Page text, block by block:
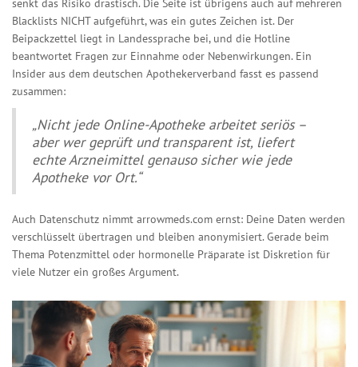
senkt das Risiko drastisch. Die Seite ist übrigens auch auf mehreren
Blacklists NICHT aufgeführt, was ein gutes Zeichen ist. Der
Beipackzettel liegt in Landessprache bei, und die Hotline
beantwortet Fragen zur Einnahme oder Nebenwirkungen. Ein
Insider aus dem deutschen Apothekerverband fasst es passend
zusammen:
„Nicht jede Online-Apotheke arbeitet seriös –
aber wer geprüft und transparent ist, liefert
echte Arzneimittel genauso sicher wie jede
Apotheke vor Ort.“
Auch Datenschutz nimmt arrowmeds.com ernst: Deine Daten werden
verschlüsselt übertragen und bleiben anonymisiert. Gerade beim
Thema Potenzmittel oder hormonelle Präparate ist Diskretion für
viele Nutzer ein großes Argument.